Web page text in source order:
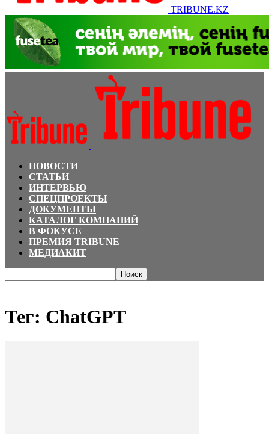
TRIBUNE.KZ
НОВОСТИ
СТАТЬИ
ИНТЕРВЬЮ
СПЕЦПРОЕКТЫ
ДОКУМЕНТЫ
КАТАЛОГ КОМПАНИЙ
В ФОКУСЕ
ПРЕМИЯ TRIBUNE
МЕДИАКИТ
Тег: ChatGPT